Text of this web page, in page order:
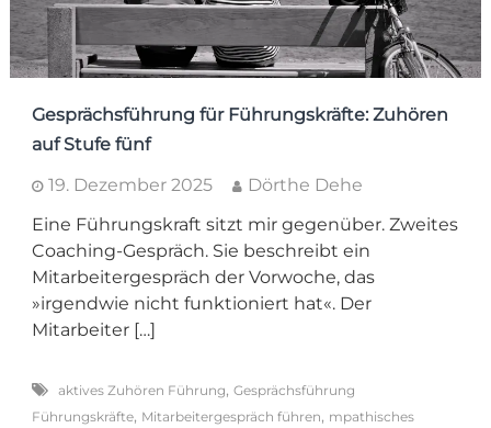
Gesprächsführung für Führungskräfte: Zuhören
auf Stufe fünf
19. Dezember 2025
Dörthe Dehe
Eine Führungskraft sitzt mir gegenüber. Zweites
Coaching-Gespräch. Sie beschreibt ein
Mitarbeitergespräch der Vorwoche, das
»irgendwie nicht funktioniert hat«. Der
Mitarbeiter […]
aktives Zuhören Führung, Gesprächsführung
Führungskräfte, Mitarbeitergespräch führen, mpathisches